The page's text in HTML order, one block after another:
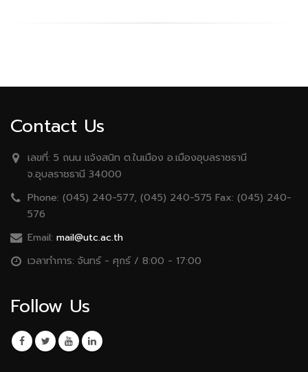
Contact Us
เลขที่: 5 ถนน เเจ้งสนิท ต.ในเมือง อ.เมืองอุบลราชธานี
จ.อุบลราชธานี 34000
Phone: (045) 240-577, (045) 240-575 Fax: (045) 240-
576
Email: mail@utc.ac.th
เวลาทำการ: จันทร์ - ศุกร์ / 8:00 - 17:00
Follow Us